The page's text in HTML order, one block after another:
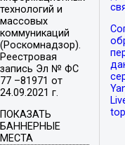
технологий и
массовых
коммуникаций
(Роскомнадзор).
Реестровая
запись Эл № ФС
77 –81971 от
24.09.2021 г.
ПОКАЗАТЬ
БАННЕРНЫЕ
МЕСТА